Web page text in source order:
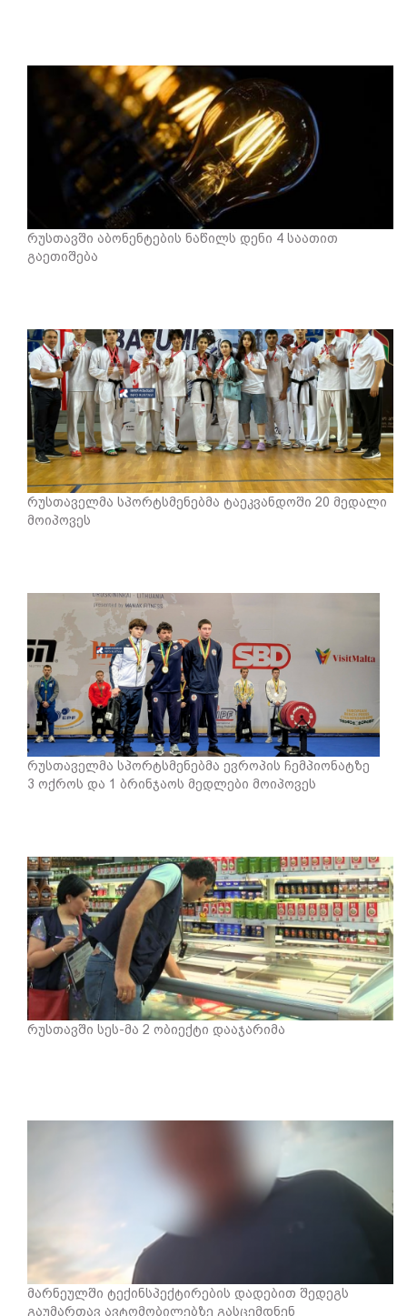
რუსთავში აბონენტების ნაწილს დენი 4 საათით
გაეთიშება
რუსთაველმა სპორტსმენებმა ტაეკვანდოში 20 მედალი
მოიპოვეს
რუსთაველმა სპორტსმენებმა ევროპის ჩემპიონატზე
3 ოქროს და 1 ბრინჯაოს მედლები მოიპოვეს
რუსთავში სეს-მა 2 ობიექტი დააჯარიმა
მარნეულში ტექინსპექტირების დადებით შედეგს
გაუმართავ ავტომობილებზე გასცემდნენ